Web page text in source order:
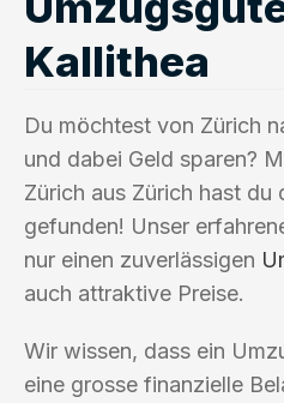
Kallithea
Du möchtest von Zürich
und dabei Geld sparen?
Zürich aus Zürich hast du
gefunden! Unser
nur einen zuverlässigen
auch attraktive Preise.
Wir wissen, dass ein
eine grosse finanzielle